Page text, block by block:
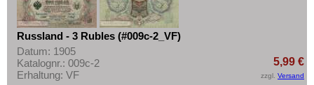
Russland - 3 Rubles (#009c-2_VF)
Datum: 1905
Katalognr.: 009c-2
Erhaltung: VF
5,99 €
zzgl. Versand